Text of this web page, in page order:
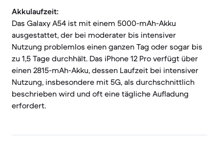
Akkulaufzeit:
Das Galaxy A54 ist mit einem 5000-mAh-Akku
ausgestattet, der bei moderater bis intensiver
Nutzung problemlos einen ganzen Tag oder sogar bis
zu 1,5 Tage durchhält. Das iPhone 12 Pro verfügt über
einen 2815-mAh-Akku, dessen Laufzeit bei intensiver
Nutzung, insbesondere mit 5G, als durchschnittlich
beschrieben wird und oft eine tägliche Aufladung
erfordert.